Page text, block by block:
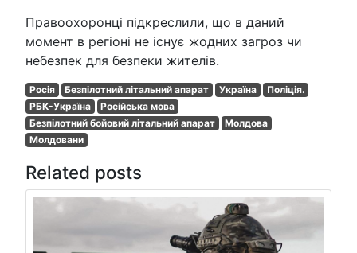
Правоохоронці підкреслили, що в даний
момент в регіоні не існує жодних загроз чи
небезпек для безпеки жителів.
Росія Безпілотний літальний апарат Україна
Поліція.
РБК-Україна
Російська мова
Безпілотний бойовий літальний апарат
Молдова
Молдовани
Related posts